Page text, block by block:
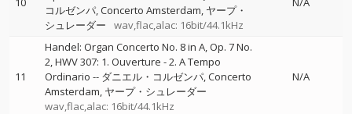
コルゼンパ Concerto Amsterdam ヤープ・
シュレーダー
wav,flac,alac: 16bit/44.1kHz
11
Handel: Organ Concerto No. 8 in A, Op. 7 No.
2, HWV 307: 1. Ouverture - 2. A Tempo
Ordinario -- ダニエル・コルゼンパ Concerto
Amsterdam ヤープ・シュレーダー
wav,flac,alac: 16bit/44.1kHz
N/A